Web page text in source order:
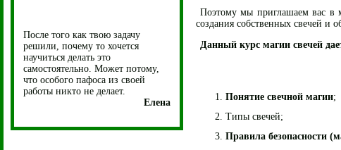
После того как твою задачу
решили, почему то хочется
научиться делать это
самостоятельно. Может потому,
что особого пафоса из своей
работы никто не делает.
Елена
Поэтому мы приглашаем вас в
создания собственных свечей и
Данный курс магии свечей
Понятие свечной магии;
Типы свечей;
Правила безопасности